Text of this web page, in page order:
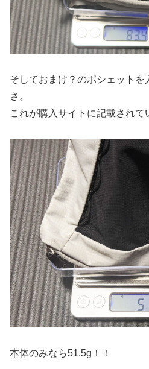
そしておまけ？のポシェットを
さ。
これが購入サイトに記載されて
本体のみなら51.5g！！